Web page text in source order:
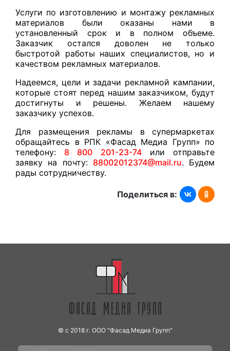
Услуги по изготовлению и монтажу рекламных
материалов были оказаны нами в
установленный срок и в полном объеме.
Заказчик остался доволен не только
быстротой работы наших специалистов, но и
качеством рекламных материалов.
Надеемся, цели и задачи рекламной кампании,
которые стоят перед нашим заказчиком, будут
достигнуты и решены. Желаем нашему
заказчику успехов.
Для размещения рекламы в супермаркетах
обращайтесь в РПК «Фасад Медиа Групп» по
телефону: 8 800 201-23-74или отправьте
заявку на почту: 88002012374@mail.ru. Будем
рады сотрудничеству.
Поделиться в:
© с 2018 г. ООО "Фасад Медиа Групп"